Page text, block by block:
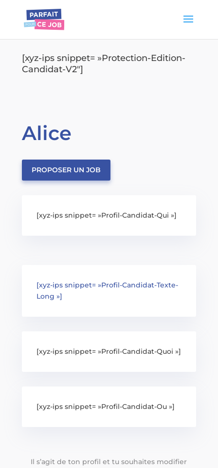
[xyz-ips snippet= »Protection-Edition-
Candidat-V2″]
Alice
PROPOSER UN JOB
[xyz-ips snippet= »Profil-Candidat-Qui »]
[xyz-ips snippet= »Profil-Candidat-Texte-
Long »]
[xyz-ips snippet= »Profil-Candidat-Quoi »]
[xyz-ips snippet= »Profil-Candidat-Ou »]
Il s’agit de ton profil et tu souhaites modifier